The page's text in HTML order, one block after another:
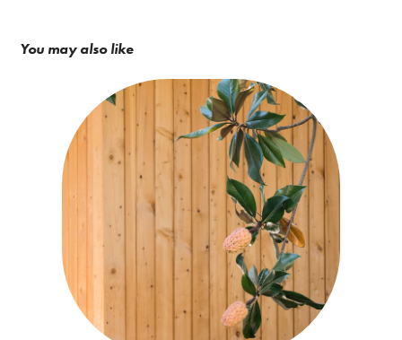
You may also like